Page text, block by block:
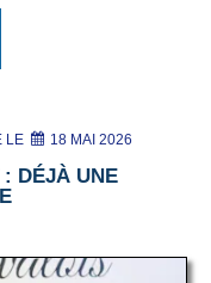
LE 18 MAI 2026
DÉJÀ UNE